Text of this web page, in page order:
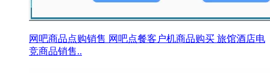
网吧商品点购销售 网吧点餐客户机商品购买 旅馆酒店电
竞商品销售..